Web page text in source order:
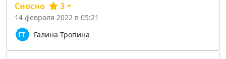
Галина Тропина
Сносно 3
14 февраля 2022 в 05:21